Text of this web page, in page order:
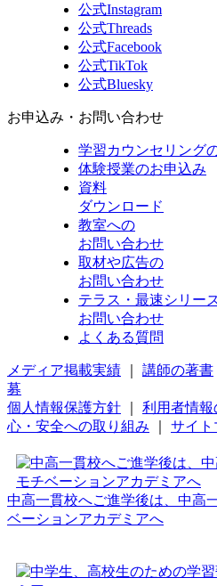
公式Instagram
公式Threads
公式Facebook
公式TikTok
公式Bluesky
お申込み・お問い合わせ
学習カウンセリング
体験授業のお申込み
資料
ダウンロード
教室への
お問い合わせ
取材や広告の
お問い合わせ
テラス・最速シリー
お問い合わせ
よくある質問
メディア掲載実績 講師の著書
募
個人情報保護方針
利用者情報
心・安全への取り組み
サイト
中高一貫校へご進学後は、中高
ベーションアカデミアへ